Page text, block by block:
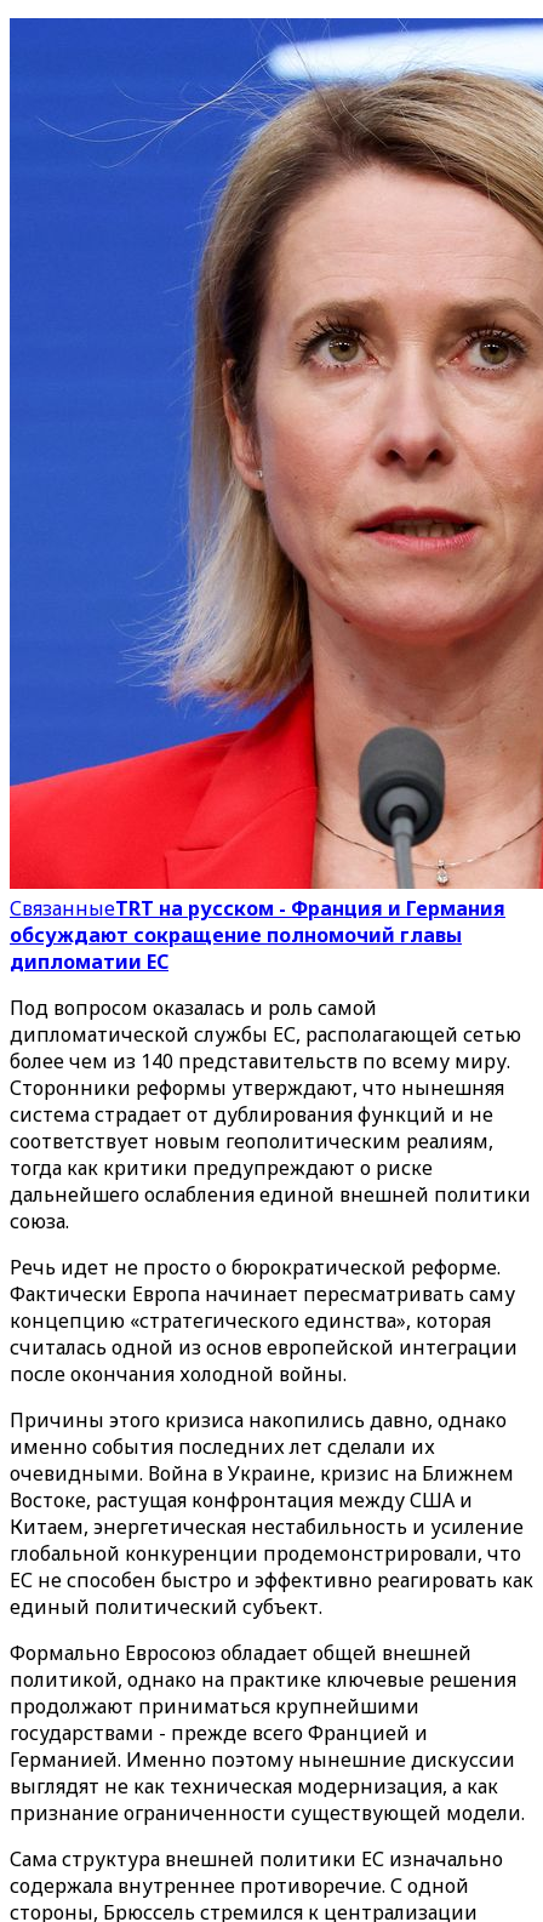
СвязанныеTRT на русском - Франция и Германия
обсуждают сокращение полномочий главы
дипломатии ЕС
Под вопросом оказалась и роль самой
дипломатической службы ЕС, располагающей сетью
более чем из 140 представительств по всему миру.
Сторонники реформы утверждают, что нынешняя
система страдает от дублирования функций и не
соответствует новым геополитическим реалиям,
тогда как критики предупреждают о риске
дальнейшего ослабления единой внешней политики
союза.
Речь идет не просто о бюрократической реформе.
Фактически Европа начинает пересматривать саму
концепцию «стратегического единства», которая
считалась одной из основ европейской интеграции
после окончания холодной войны.
Причины этого кризиса накопились давно, однако
именно события последних лет сделали их
очевидными. Война в Украине, кризис на Ближнем
Востоке, растущая конфронтация между США и
Китаем, энергетическая нестабильность и усиление
глобальной конкуренции продемонстрировали, что
ЕС не способен быстро и эффективно реагировать как
единый политический субъект.
Формально Евросоюз обладает общей внешней
политикой, однако на практике ключевые решения
продолжают приниматься крупнейшими
государствами - прежде всего Францией и
Германией. Именно поэтому нынешние дискуссии
выглядят не как техническая модернизация, а как
признание ограниченности существующей модели.
Сама структура внешней политики ЕС изначально
содержала внутреннее противоречие. С одной
стороны, Брюссель стремился к централизации